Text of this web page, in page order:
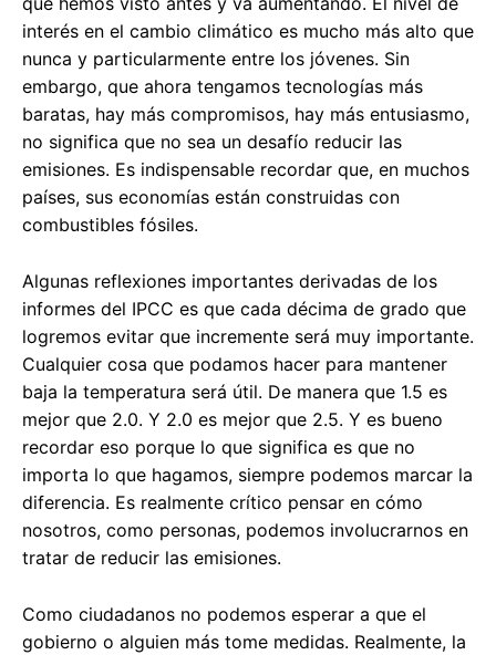
interés en el cambio climático es mucho más alto que
nunca y particularmente entre los jóvenes. Sin
embargo, que ahora tengamos tecnologías más
baratas, hay más compromisos, hay más entusiasmo,
no significa que no sea un desafío reducir las
emisiones. Es indispensable recordar que, en muchos
países, sus economías están construidas con
combustibles fósiles.
Algunas reflexiones importantes derivadas de los
informes del IPCC es que cada décima de grado que
logremos evitar que incremente será muy importante.
Cualquier cosa que podamos hacer para mantener
baja la temperatura será útil. De manera que 1.5 es
mejor que 2.0. Y 2.0 es mejor que 2.5. Y es bueno
recordar eso porque lo que significa es que no
importa lo que hagamos, siempre podemos marcar la
diferencia. Es realmente crítico pensar en cómo
nosotros, como personas, podemos involucrarnos en
tratar de reducir las emisiones.
Como ciudadanos no podemos esperar a que el
gobierno o alguien más tome medidas. Realmente, la